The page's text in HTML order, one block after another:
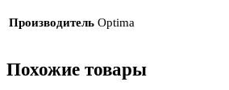
Производитель Optima
Похожие товары